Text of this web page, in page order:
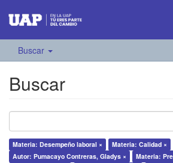
Buscar
Buscar
Materia: Desempeño laboral ×
Materia: Calidad ×
Autor: Pumacayo Contreras, Gladys ×
Materia: